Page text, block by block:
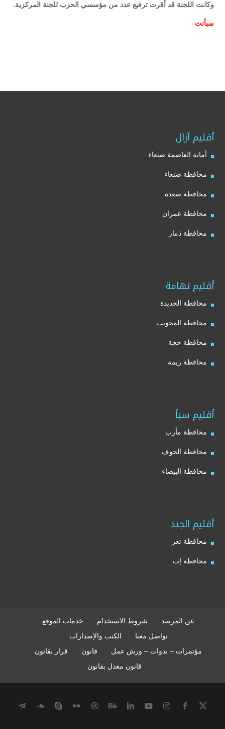
وكانت اللجنة قد أقرت ترفيع عدد من مؤسسي الحزب للجنة المركزية.
سبأنت
أقليم آزال
أمانة العاصمة صنعاء
محافظة صنعاء
محافظة صعدة
محافظة عمران
محافظة ذمار
أقليم تهامة
محافظة الحديدة
محافظة المحويت
محافظة حجة
محافظة ريمة
أقليم سبأ
محافظة مأرب
محافظة الجوف
محافظة البيضاء
أقليم الجند
محافظة تعز
محافظة إب
عن المرصد شروط الاستخدام
خدمات الموقع
تواصل معنا
الكتب والإصدارات
مؤتمرات – ندوات – ورش عمل
قانون
قرار بقانون
قانون معدل بقانون